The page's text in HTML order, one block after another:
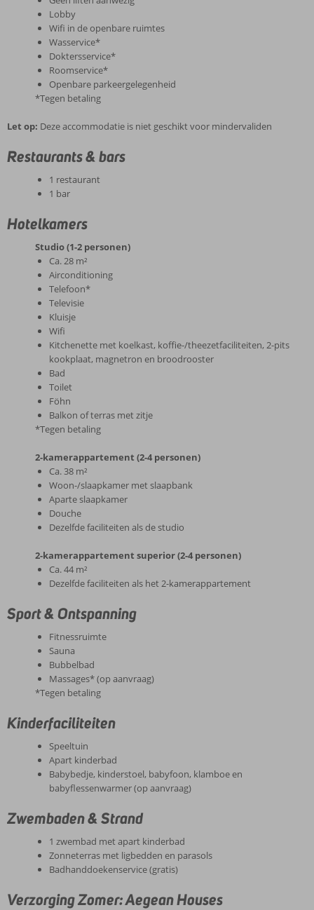
Lobby
Wifi in de openbare ruimtes
Wasservice*
Doktersservice*
Roomservice*
Openbare parkeergelegenheid
*Tegen betaling
Let op: Deze accommodatie is niet geschikt voor mindervaliden
Restaurants & bars
1 restaurant
1 bar
Hotelkamers
Studio (1-2 personen)
Ca. 28 m²
Airconditioning
Telefoon*
Televisie
Kluisje
Wifi
Kitchenette met koelkast, koffie-/theezetfaciliteiten, 2-pits
kookplaat, magnetron en broodrooster
Bad
Toilet
Föhn
Balkon of terras met zitje
*Tegen betaling
2-kamerappartement (2-4 personen)
Ca. 38 m²
Woon-/slaapkamer met slaapbank
Aparte slaapkamer
Douche
Dezelfde faciliteiten als de studio
2-kamerappartement superior (2-4 personen)
Ca. 44 m²
Dezelfde faciliteiten als het 2-kamerappartement
Sport & Ontspanning
Fitnessruimte
Sauna
Bubbelbad
Massages* (op aanvraag)
*Tegen betaling
Kinderfaciliteiten
Speeltuin
Apart kinderbad
Babybedje, kinderstoel, babyfoon, klamboe en
babyflessenwarmer (op aanvraag)
Zwembaden & Strand
1 zwembad met apart kinderbad
Zonneterras met ligbedden en parasols
Badhanddoekenservice (gratis)
Verzorging Zomer: Aegean Houses